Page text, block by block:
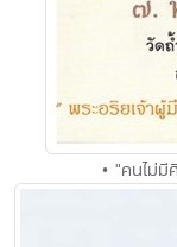
• "คนไม่